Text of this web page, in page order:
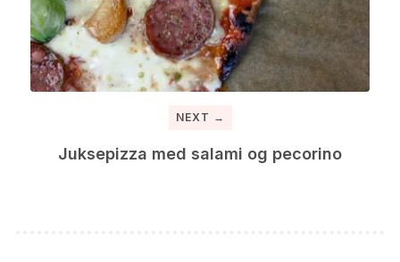
NEXT →
Juksepizza med salami og pecorino